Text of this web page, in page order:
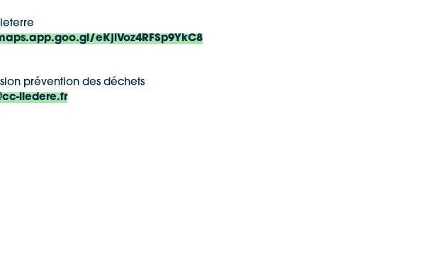
eKjiVoz4RFSp9YkC8
prévention des déchets
iledere.fr